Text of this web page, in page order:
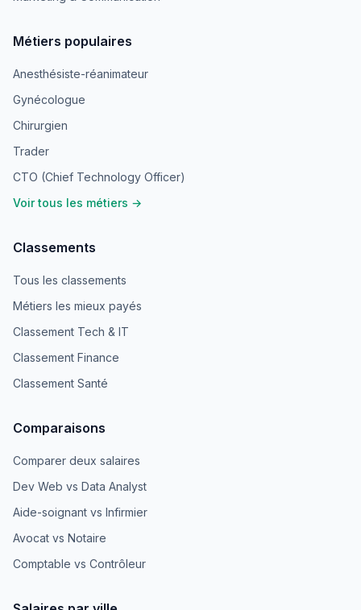
Métiers populaires
Anesthésiste-réanimateur
Gynécologue
Chirurgien
Trader
CTO (Chief Technology Officer)
Voir tous les métiers →
Classements
Tous les classements
Métiers les mieux payés
Classement Tech & IT
Classement Finance
Classement Santé
Comparaisons
Comparer deux salaires
Dev Web vs Data Analyst
Aide-soignant vs Infirmier
Avocat vs Notaire
Comptable vs Contrôleur